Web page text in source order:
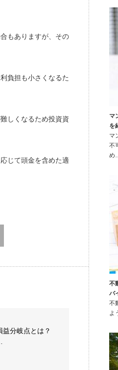
もありますが、その
負担も小さくなるた
しくなるため投資資
じて頭金を含めた適
分岐点とは？
マ
を
マ
不
め
不
バ
不
よ